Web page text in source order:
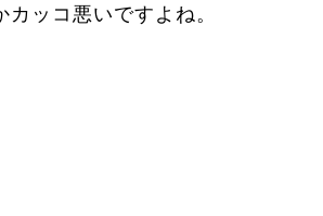
ッコ悪いですよね。